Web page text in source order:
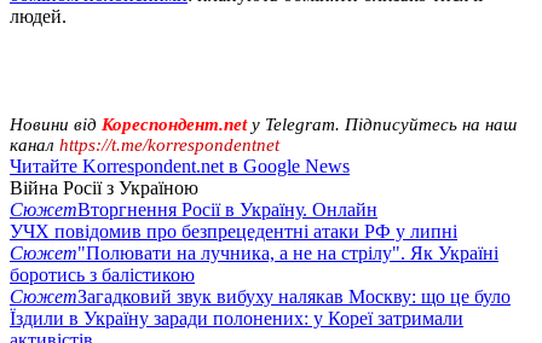
людей.
Новини від Кореспондент.netу Telegram. Підписуйтесь на наш
канал https://t.me/korrespondentnet
Читайте Korrespondent.net в Google News
Війна Росії з Україною
СюжетВторгнення Росії в Україну. Онлайн
УЧХ повідомив про безпрецедентні атаки РФ у липні
Сюжет"Полювати на лучника, а не на стрілу". Як Україні
боротись з балістикою
СюжетЗагадковий звук вибуху налякав Москву: що це було
Їздили в Україну заради полонених: у Кореї затримали